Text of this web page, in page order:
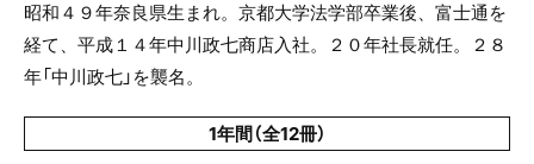
昭和４９年奈良県生まれ。京都大学法学部卒業後、富士通を
経て、平成１４年中川政七商店入社。２０年社長就任。２８
年「中川政七」を襲名。
1年間（全12冊）